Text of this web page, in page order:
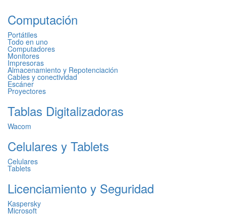
Computación
Portátiles
Todo en uno
Computadores
Monitores
Impresoras
Almacenamiento y Repotenciación
Cables y conectividad
Escáner
Proyectores
Tablas Digitalizadoras
Wacom
Celulares y Tablets
Celulares
Tablets
Licenciamiento y Seguridad
Kaspersky
Microsoft